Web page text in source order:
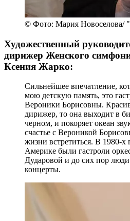
© Фото: Мария Новоселова/
Художественный
дирижер Женского
Ксения Жарко:
Сильнейшее впечатление,
мою детскую память, это
Вероники Борисовны.
дирижер, то она выходит в
черном, и покоряет океан
счастье с Вероникой
жизни встретиться. В 1980-х
Америке были гастроли
Дударовой и до сих пор люди
концерты.